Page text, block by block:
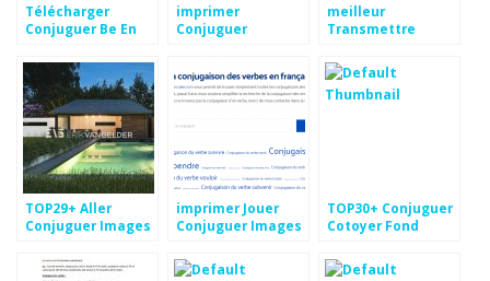
Télécharger
Conjuguer Be En
d'écran
imprimer
Conjuguer
meilleur
Transmettre
TOP29+ Aller
Conjuguer Images
imprimer Jouer
Conjuguer Images
TOP30+ Conjuguer
Cotoyer Fond